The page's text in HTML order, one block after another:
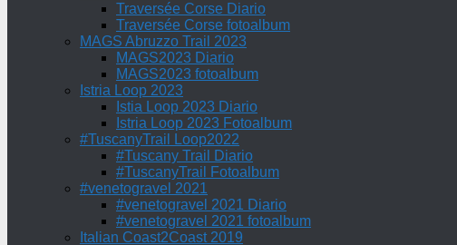
Traversée Corse Diario
Traversée Corse fotoalbum
MAGS Abruzzo Trail 2023
MAGS2023 Diario
MAGS2023 fotoalbum
Istria Loop 2023
Istia Loop 2023 Diario
Istria Loop 2023 Fotoalbum
#TuscanyTrail Loop2022
#Tuscany Trail Diario
#TuscanyTrail Fotoalbum
#venetogravel 2021
#venetogravel 2021 Diario
#venetogravel 2021 fotoalbum
Italian Coast2Coast 2019